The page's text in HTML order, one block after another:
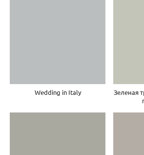
Wedding in Italy
Зеленая